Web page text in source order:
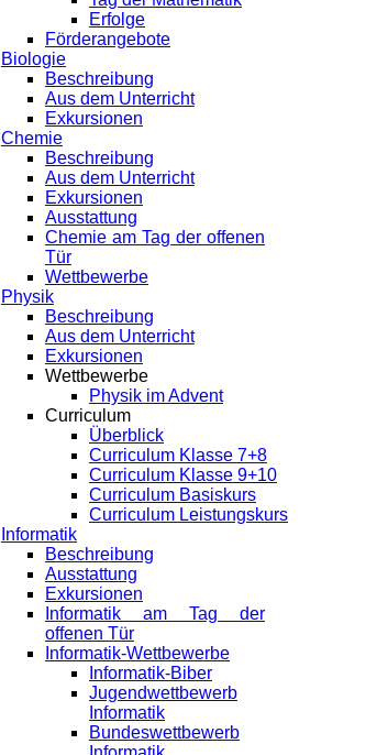
Erfolge
Förderangebote
Biologie
Beschreibung
Aus dem Unterricht
Exkursionen
Chemie
Beschreibung
Aus dem Unterricht
Exkursionen
Ausstattung
Chemie am Tag der offenen
Tür
Wettbewerbe
Physik
Beschreibung
Aus dem Unterricht
Exkursionen
Wettbewerbe
Physik im Advent
Curriculum
Überblick
Curriculum Klasse 7+8
Curriculum Klasse 9+10
Curriculum Basiskurs
Curriculum Leistungskurs
Informatik
Beschreibung
Ausstattung
Exkursionen
Informatik am Tag der
offenen Tür
Informatik-Wettbewerbe
Informatik-Biber
Jugendwettbewerb
Informatik
Bundeswettbewerb